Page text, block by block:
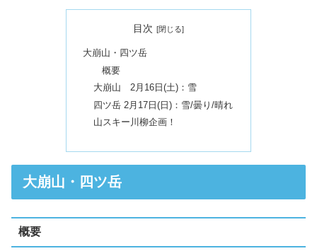
目次
大崩山・四ツ岳
概要
大崩山 2月16日(土)：雪
四ツ岳 2月17日(日)：雪/曇り/晴れ
山スキー川柳企画！
大崩山・四ツ岳
概要